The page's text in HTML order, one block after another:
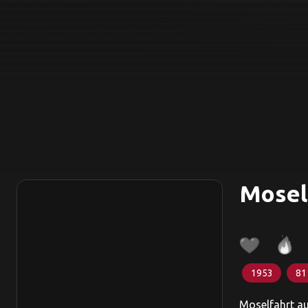
1953 81
Moselfahrt